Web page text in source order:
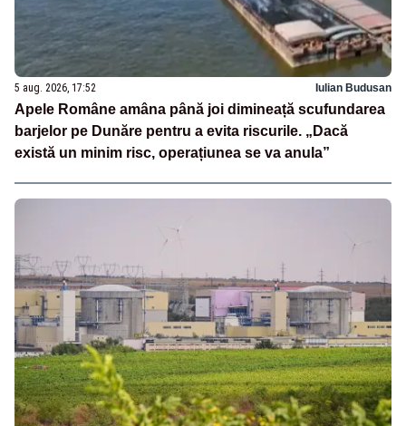
5 aug. 2026, 17:52 Iulian Budusan
Apele Române amâna până joi dimineață scufundarea
barjelor pe Dunăre pentru a evita riscurile. „Dacă
există un minim risc, operațiunea se va anula”